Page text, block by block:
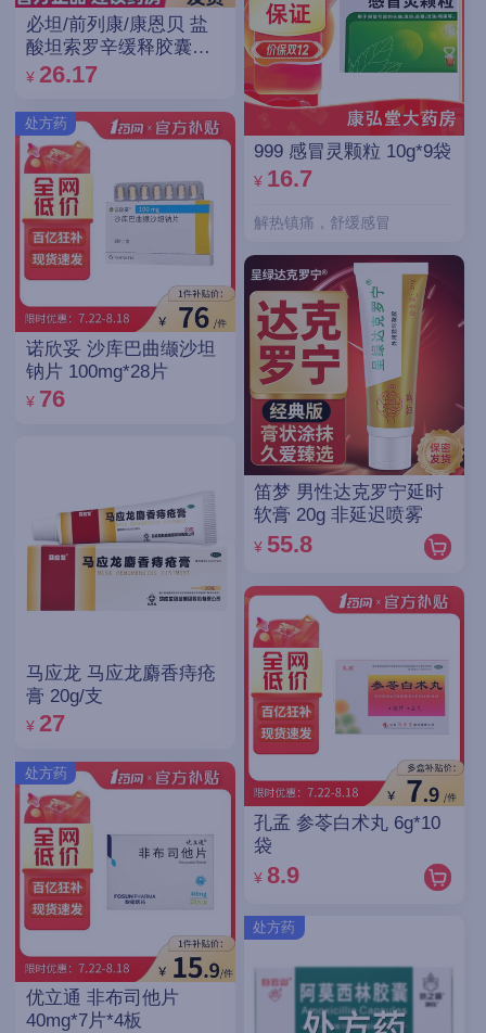
必坦/前列康/康恩贝 盐
酸坦索罗辛缓释胶囊
0.2mg*14粒/盒
¥ 26.17
处方药
诺欣妥 沙库巴曲缬沙坦
钠片 100mg*28片
¥ 76
马应龙 马应龙麝香痔疮
膏 20g/支
¥ 27
处方药
优立通 非布司他片
40mg*7片*4板
999 感冒灵颗粒 10g*9袋
¥ 16.7
解热镇痛，舒缓感冒
笛梦 男性达克罗宁延时
软膏 20g 非延迟喷雾
¥ 55.8
孔孟 参苓白术丸 6g*10
袋
¥ 8.9
处方药